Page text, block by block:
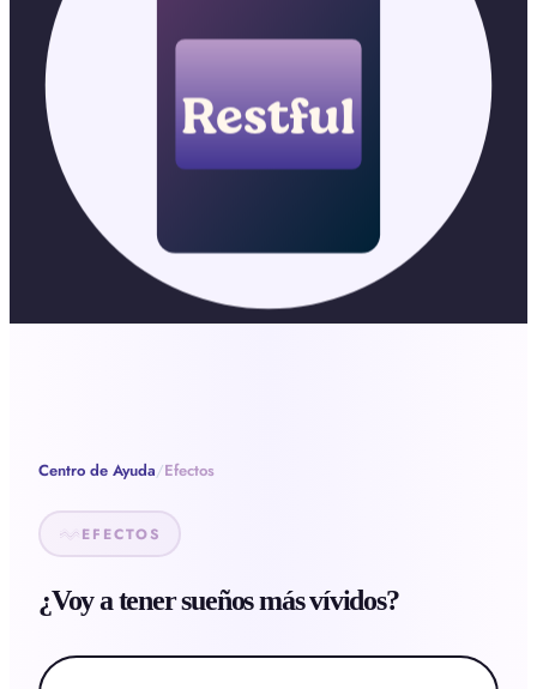
Restful
Centro de Ayuda/Efectos
EFECTOS
¿Voy a tener sueños más vívidos?